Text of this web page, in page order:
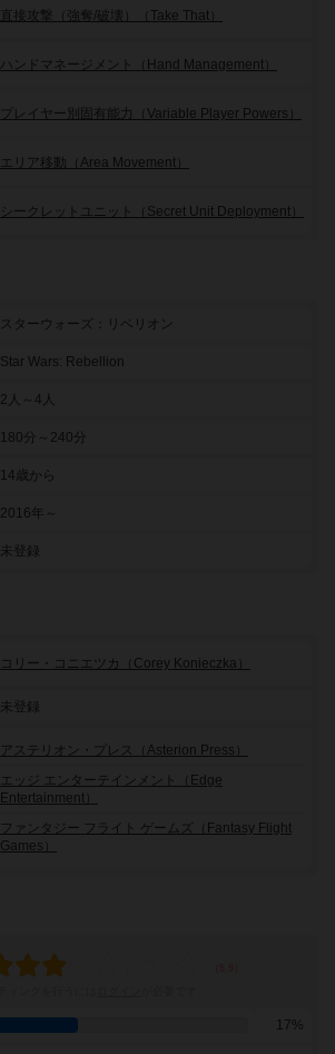
直接攻撃（強奪/破壊）（Take That）
ハンドマネージメント（Hand Management）
プレイヤー別固有能力（Variable Player Powers）
エリア移動（Area Movement）
シークレットユニット（Secret Unit Deployment）
スターウォーズ：リベリオン
Star Wars: Rebellion
2人～4人
180分～240分
14歳から
2016年～
未登録
コリー・コニエツカ（Corey Konieczka）
未登録
アステリオン・プレス（Asterion Press）
エッジ エンターテインメント（Edge
Entertainment）
ファンタジー フライト ゲームズ（Fantasy Flight
Games）
17%